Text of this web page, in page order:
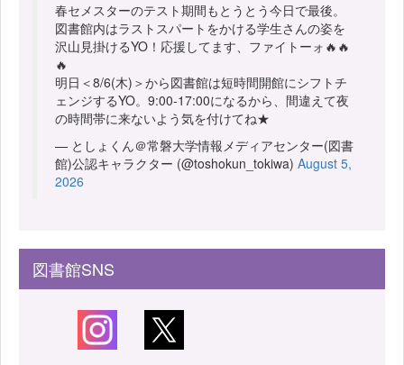
春セメスターのテスト期間もとうとう今日で最後。
図書館内はラストスパートをかける学生さんの姿を
沢山見掛けるYO！応援してます、ファイトーォ🔥🔥
🔥
明日＜8/6(木)＞から図書館は短時間開館にシフトチ
ェンジするYO。9:00-17:00になるから、間違えて夜
の時間帯に来ないよう気を付けてね★
— としょくん＠常磐大学情報メディアセンター(図書
館)公認キャラクター (@toshokun_tokiwa) August 5,
2026
図書館SNS